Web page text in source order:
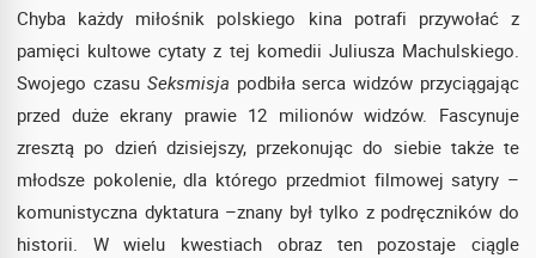
Chyba każdy miłośnik polskiego kina potrafi przywołać z
pamięci kultowe cytaty z tej komedii Juliusza Machulskiego.
Swojego czasu Seksmisja podbiła serca widzów przyciągając
przed duże ekrany prawie 12 milionów widzów. Fascynuje
zresztą po dzień dzisiejszy, przekonując do siebie także te
młodsze pokolenie, dla którego przedmiot filmowej satyry –
komunistyczna dyktatura –znany był tylko z podręczników do
historii. W wielu kwestiach obraz ten pozostaje ciągle